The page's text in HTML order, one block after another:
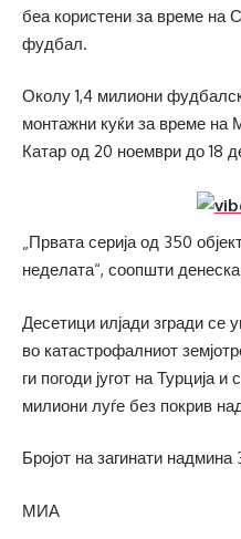
беа користени за време на
фудбал.
Околу 1,4 милиони
монтажни куќи за време на
Катар од 20 ноември до 18
„Првата серија од 350
неделата“, соопшти
Десетици илјади згради се
во катастрофалниот
ги погоди југот на Турција и
милиони луѓе без покрив
Бројот на загинати надмина
МИА